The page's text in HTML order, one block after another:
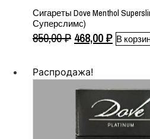
Сигареты Dove Menthol
Суперслимс)
850,00₽
составляла
850,00 ₽.
468,00₽ В
Распродажа!